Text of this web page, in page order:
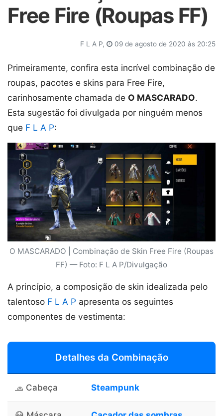
Free Fire (Roupas FF)
F L A P, 09 de agosto de 2020 às 20:25
Primeiramente, confira esta incrível combinação de
roupas, pacotes e skins para Free Fire,
carinhosamente chamada de O MASCARADO.
Esta sugestão foi divulgada por ninguém menos
que F L A P:
O MASCARADO | Combinação de Skin Free Fire (Roupas
FF) — Foto: F L A P/Divulgação
A princípio, a composição de skin idealizada pelo
talentoso F L A P apresenta os seguintes
componentes de vestimenta:
Detalhes da Combinação
🧢 Cabeça Steampunk